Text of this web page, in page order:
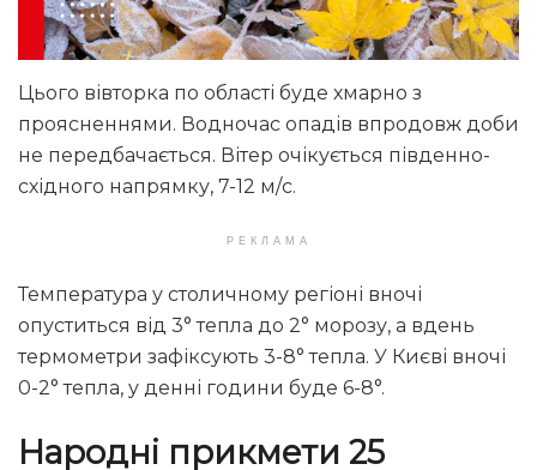
Цього вівторка по області буде хмарно з
проясненнями. Водночас опадів впродовж доби
не передбачається. Вітер очікується південно-
східного напрямку, 7-12 м/с.
РЕКЛАМА
Температура у столичному регіоні вночі
опуститься від 3° тепла до 2° морозу, а вдень
термометри зафіксують 3-8° тепла. У Києві вночі
0-2° тепла, у денні години буде 6-8°.
Народні прикмети 25